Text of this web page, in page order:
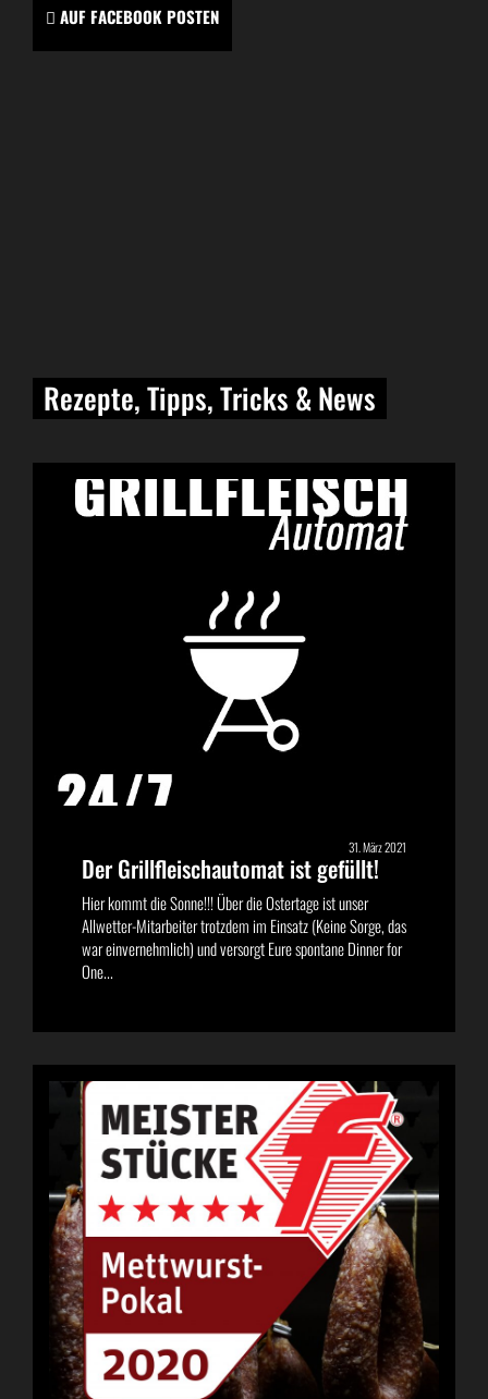
AUF FACEBOOK POSTEN
Rezepte, Tipps, Tricks & News
31. März 2021
Der Grillfleischautomat ist gefüllt!
Hier kommt die Sonne!!! Über die Ostertage ist unser
Allwetter-Mitarbeiter trotzdem im Einsatz (Keine Sorge, das
war einvernehmlich) und versorgt Eure spontane Dinner for
One...